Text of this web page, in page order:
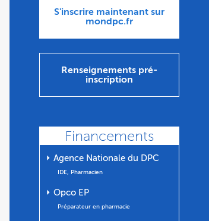
S'inscrire maintenant sur
mondpc.fr
Renseignements pré-
inscription
Financements
⏵ Agence Nationale du DPC
IDE, Pharmacien
⏵ Opco EP
Préparateur en pharmacie